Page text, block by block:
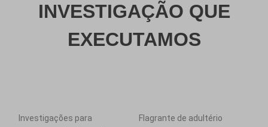
INVESTIGAÇÃO QUE
EXECUTAMOS
Investigações para
Flagrante de adultério